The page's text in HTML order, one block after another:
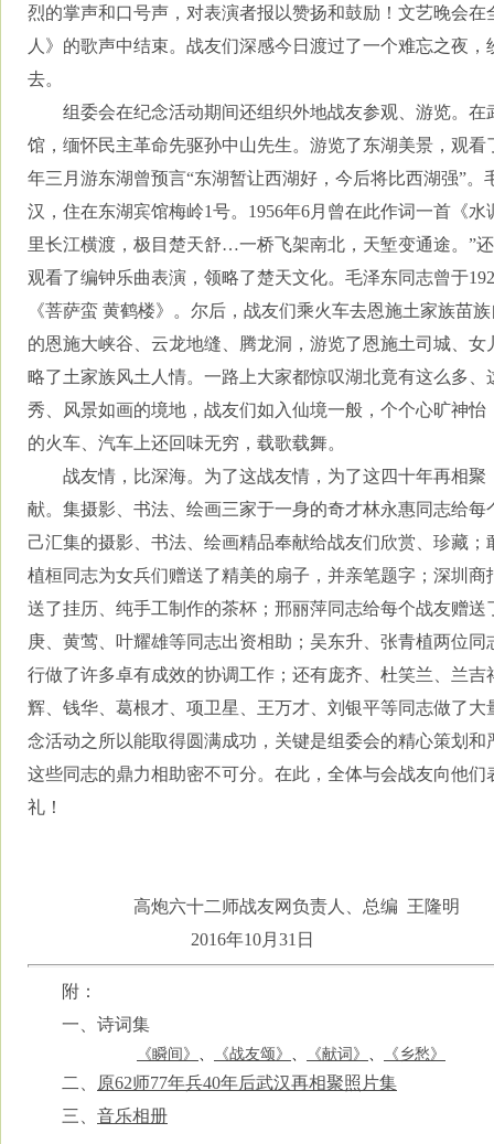
烈的掌声和口号声，对表演者报以赞扬和鼓励！文艺晚会在
人》的歌声中结束。战友们深感今日渡过了一个难忘之夜
去。
组委会在纪念活动期间还组织外地战友参观、游览。在
馆，缅怀民主革命先驱孙中山先生。游览了东湖美景，观看
年三月游东湖曾预言“东湖暂让西湖好，今后将比西湖强”。
汉，住在东湖宾馆梅岭1号。 1956年6月曾在此作词一首《水
里长江横渡，极目楚天舒…一桥飞架南北，天堑变通途。”
观看了编钟乐曲表演，领略了楚天文化。毛泽东同志曾于
《菩萨蛮 黄鹤楼》。尔后，战友们乘火车去恩施土家族苗
的恩施大峡谷、云龙地缝、腾龙洞，游览了恩施土司城、
略了土家族风土人情。一路上大家都惊叹湖北竟有这么多
秀、风景如画的境地，战友们如入仙境一般，个个心旷神
的火车、汽车上还回味无穷，载歌载舞。
战友情，比深海。为了这战友情，为了这四十年再相
献。集摄影、书法、绘画三家于一身的奇才林永惠同志给
己汇集的摄影、书法、绘画精品奉献给战友们欣赏、珍藏
植桓同志为女兵们赠送了精美的扇子，并亲笔题字；深圳
送了挂历、纯手工制作的茶杯；邢丽萍同志给每个战友赠
庚、黄莺、叶耀雄等同志出资相助；吴东升、张青植两位
行做了许多卓有成效的协调工作；还有庞齐、杜笑兰、兰
辉、钱华、葛根才、项卫星、王万才、刘银平等同志做了
念活动之所以能取得圆满成功，关键是组委会的精心策划
这些同志的鼎力相助密不可分。在此，全体与会战友向他
礼！
高炮六十二师战友网负责人、总编 王隆明
2016年10月31日
附：
一、诗词集
《瞬间》 、 《战友颂》 、 《献词》 、 《乡愁》
二、
原62师77年兵40年后武汉再相聚照片集
三、 音乐相册